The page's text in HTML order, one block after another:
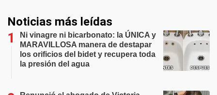
Noticias más leídas
Ni vinagre ni bicarbonato: la ÚNICA y
MARAVILLOSA manera de destapar
los orificios del bidet y recupera toda
la presión del agua